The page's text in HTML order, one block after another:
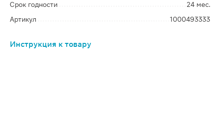
Срок годности
24 мес.
Артикул
1000493333
Инструкция к товару